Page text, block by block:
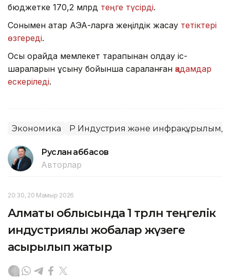
бюджетке 170,2 млрд теңге түсірді.
Сонымен қатар АЭА-ларға жеңілдік жасау тетіктері
өзгереді.
Осы орайда мемлекет тарапынан қолдау іс-
шараларын ұсыну бойынша сараланған қадамдар
ескеріледі.
Экономика ҚР Индустрия және
Руслан Ғаббасов
Авторлар
20:30, 20 Мамыр 2026
Алматы облысында 1 трлн теңгелік
индустриялық жобалар жүзеге
асырылып жатыр